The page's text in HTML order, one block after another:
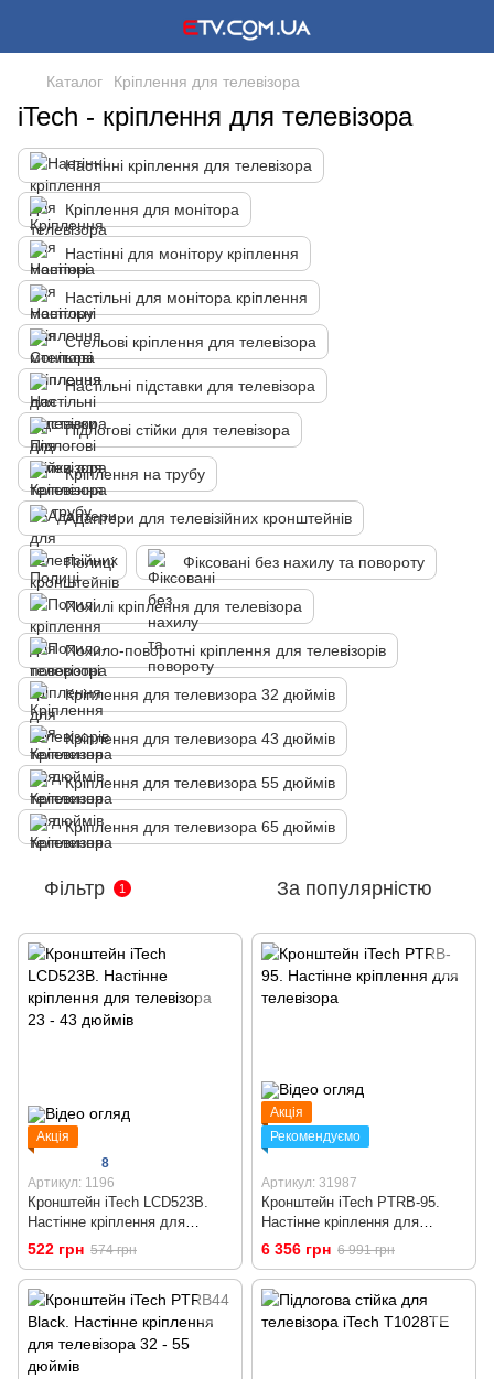
Каталог Кріплення для телевізора
iTech - кріплення для телевізора
Настінні кріплення для телевізора
Кріплення для монітора
Настінні для монітору кріплення
Настільні для монітора кріплення
Стельові кріплення для телевізора
Настільні підставки для телевізора
Підлогові стійки для телевізора
Кріплення на трубу
Адаптери для телевізійних кронштейнів
Полиці Фіксовані без нахилу та повороту
Похилі кріплення для телевізора
Похило-поворотні кріплення для телевізорів
Кріплення для телевизора 32 дюймів
Кріплення для телевизора 43 дюймів
Кріплення для телевизора 55 дюймів
Кріплення для телевизора 65 дюймів
Фільтр 1 За популярністю
Акція
8
Артикул: 1196
Кронштейн iTech LCD523B.
Настінне кріплення для
телевізора 23 - 43 дюймів
522 грн 574 грн
Акція
Рекомендуємо
Артикул: 31987
Кронштейн iTech PTRB-95.
Настінне кріплення для
телевізора
6 356 грн 6 991 грн